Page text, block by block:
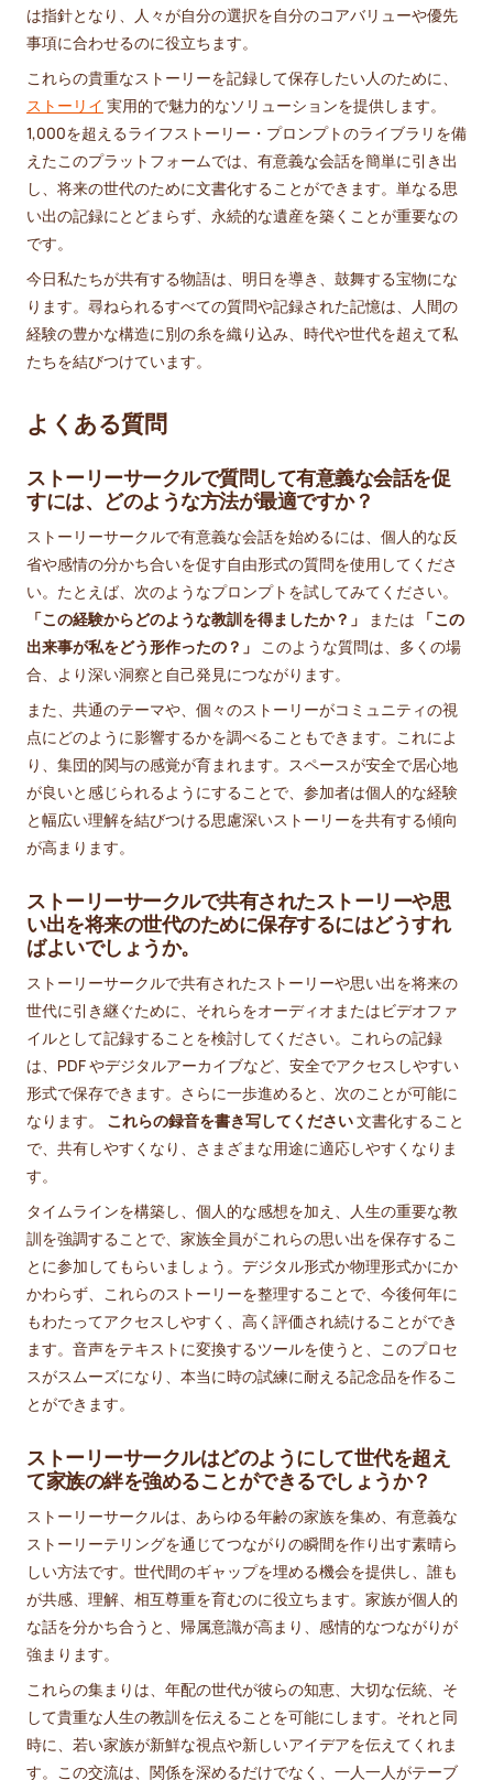
は指針となり、人々が自分の選択を自分のコアバリューや優先
事項に合わせるのに役立ちます。
これらの貴重なストーリーを記録して保存したい人のために、
ストーリイ 実用的で魅力的なソリューションを提供します。
1,000を超えるライフストーリー・プロンプトのライブラリを備
えたこのプラットフォームでは、有意義な会話を簡単に引き出
し、将来の世代のために文書化することができます。単なる思
い出の記録にとどまらず、永続的な遺産を築くことが重要なの
です。
今日私たちが共有する物語は、明日を導き、鼓舞する宝物にな
ります。尋ねられるすべての質問や記録された記憶は、人間の
経験の豊かな構造に別の糸を織り込み、時代や世代を超えて私
たちを結びつけています。
よくある質問
ストーリーサークルで質問して有意義な会話を促
すには、どのような方法が最適ですか？
ストーリーサークルで有意義な会話を始めるには、個人的な反
省や感情の分かち合いを促す自由形式の質問を使用してくださ
い。たとえば、次のようなプロンプトを試してみてください。
「この経験からどのような教訓を得ましたか？」
または
「この
出来事が私をどう形作ったの？」
このような質問は、多くの場
合、より深い洞察と自己発見につながります。
また、共通のテーマや、個々のストーリーがコミュニティの視
点にどのように影響するかを調べることもできます。これによ
り、集団的関与の感覚が育まれます。スペースが安全で居心地
が良いと感じられるようにすることで、参加者は個人的な経験
と幅広い理解を結びつける思慮深いストーリーを共有する傾向
が高まります。
ストーリーサークルで共有されたストーリーや思
い出を将来の世代のために保存するにはどうすれ
ばよいでしょうか。
ストーリーサークルで共有されたストーリーや思い出を将来の
世代に引き継ぐために、それらをオーディオまたはビデオファ
イルとして記録することを検討してください。これらの記録
は、PDF やデジタルアーカイブなど、安全でアクセスしやすい
形式で保存できます。さらに一歩進めると、次のことが可能に
なります。 これらの録音を書き写してください文書化すること
で、共有しやすくなり、さまざまな用途に適応しやすくなりま
す。
タイムラインを構築し、個人的な感想を加え、人生の重要な教
訓を強調することで、家族全員がこれらの思い出を保存するこ
とに参加してもらいましょう。デジタル形式か物理形式かにか
かわらず、これらのストーリーを整理することで、今後何年に
もわたってアクセスしやすく、高く評価され続けることができ
ます。音声をテキストに変換するツールを使うと、このプロセ
スがスムーズになり、本当に時の試練に耐える記念品を作るこ
とができます。
ストーリーサークルはどのようにして世代を超え
て家族の絆を強めることができるでしょうか？
ストーリーサークルは、あらゆる年齢の家族を集め、有意義な
ストーリーテリングを通じてつながりの瞬間を作り出す素晴ら
しい方法です。世代間のギャップを埋める機会を提供し、誰も
が共感、理解、相互尊重を育むのに役立ちます。家族が個人的
な話を分かち合うと、帰属意識が高まり、感情的なつながりが
強まります。
これらの集まりは、年配の世代が彼らの知恵、大切な伝統、そ
して貴重な人生の教訓を伝えることを可能にします。それと同
時に、若い家族が新鮮な視点や新しいアイデアを伝えてくれま
す。この交流は、関係を深めるだけでなく、一人一人がテーブ